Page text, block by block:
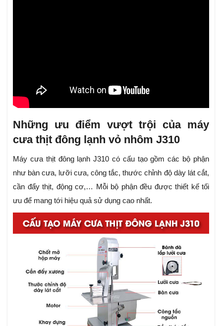
Những ưu điểm vượt trội của máy
cưa thịt đông lạnh vỏ nhôm J310
Máy cưa thịt đông lạnh J310 có cấu tạo gồm các bộ phận
như bàn cưa, lưỡi cưa, công tắc, thước chỉnh độ dày lát cắt,
cần đẩy thịt, động cơ,… Mỗi bộ phận đều được thiết kế tối
ưu để mang tới hiệu quả sử dụng cao nhất.